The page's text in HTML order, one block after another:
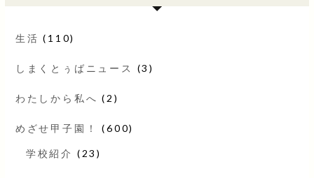
生活 (110)
しまくとぅばニュース (3)
わたしから私へ (2)
めざせ甲子園！ (600)
学校紹介 (23)